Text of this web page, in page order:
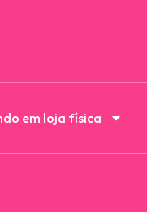
em loja física